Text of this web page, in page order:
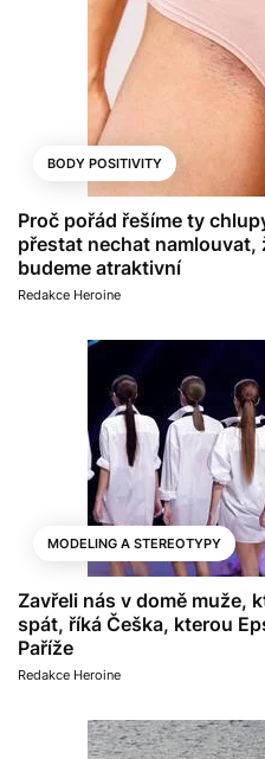
BODY POSITIVITY
Proč pořád řešíme ty
přestat nechat namlouvat,
budeme atraktivní
Redakce Heroine
MODELING A STEREOTYPY
Zavřeli nás v domě muže,
spát, říká Češka, kterou
Paříže
Redakce Heroine